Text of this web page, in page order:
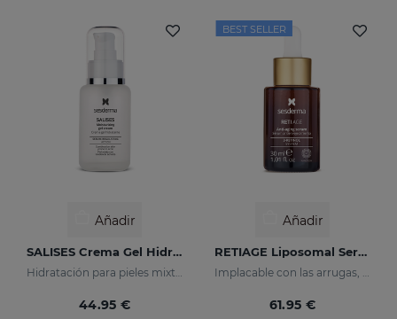
Añadir
SALISES Crema Gel Hidratante
44.95 €
BEST SELLER
Añadir
RETIAGE Liposomal Serum
61.95 €